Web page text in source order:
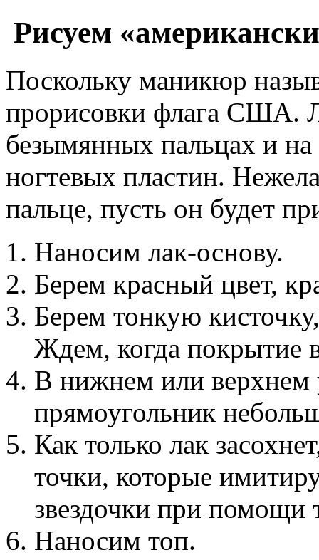
Рисуем
Поскольку маникюр
прорисовки флага США.
безымянных пальцах и
ногтевых пластин.
пальце, пусть он будет
Наносим лак-основу.
Берем красный цвет,
Берем тонкую
Ждем, когда покрытие
В нижнем или верхнем
прямоугольник
Как только лак
точки, которые
звездочки при помощи
Наносим топ.